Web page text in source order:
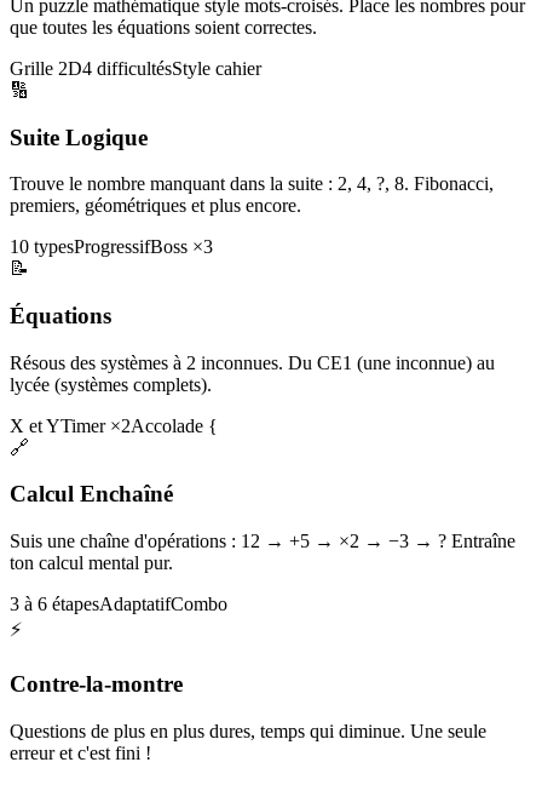
Un puzzle mathématique style mots-croisés. Place les nombres pour
que toutes les équations soient correctes.
Grille 2D4 difficultésStyle cahier
🔢
Suite Logique
Trouve le nombre manquant dans la suite : 2, 4, ?, 8. Fibonacci,
premiers, géométriques et plus encore.
10 typesProgressifBoss ×3
📝
Équations
Résous des systèmes à 2 inconnues. Du CE1 (une inconnue) au
lycée (systèmes complets).
X et YTimer ×2Accolade {
🔗
Calcul Enchaîné
Suis une chaîne d'opérations : 12 → +5 → ×2 → −3 → ? Entraîne
ton calcul mental pur.
3 à 6 étapesAdaptatifCombo
⚡
Contre-la-montre
Questions de plus en plus dures, temps qui diminue. Une seule
erreur et c'est fini !